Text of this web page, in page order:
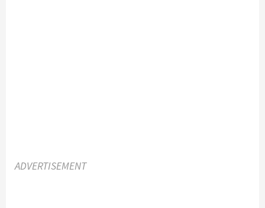
ADVERTISEMENT